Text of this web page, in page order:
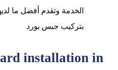
الخدمة وتقدم أفضل ما
بتركيب جبس بورد
installation in